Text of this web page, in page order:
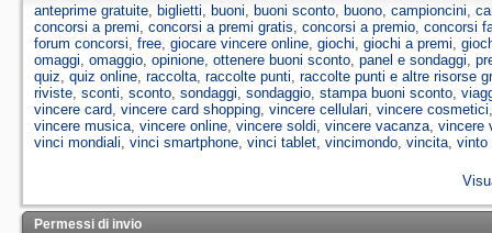
anteprime gratuite biglietti buoni buoni sconto buono campioncini
concorsi a premi concorsi a premi gratis concorsi a premio concorsi
forum concorsi free giocare vincere online giochi giochi a premi
omaggi omaggio opinione ottenere buoni sconto panel e sondaggi
quiz quiz online raccolta raccolte punti raccolte punti e altre risorse
riviste sconti sconto sondaggi sondaggio stampa buoni sconto
vincere card vincere card shopping vincere cellulari vincere cosmetici
vincere musica vincere online vincere soldi vincere vacanza vincere
vinci mondiali vinci smartphone vinci tablet vincimondo vincita vinto
Permessi di invio